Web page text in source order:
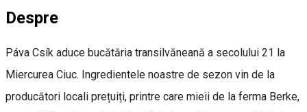
Despre
Páva Csík aduce bucătăria transilvăneană a secolului 21 la
Miercurea Ciuc. Ingredientele noastre de sezon vin de la
producători locali prețuiți, printre care mieii de la ferma Berke,